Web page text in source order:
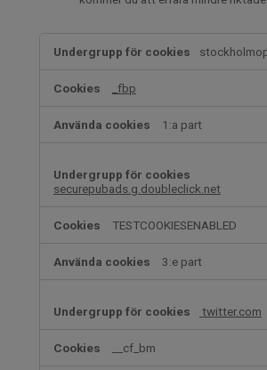
cookies
_fbp
1:a part
securepubads.g.doubleclick.net
TESTCOOKIESENABLED
3:e part
twitter.com
__cf_bm